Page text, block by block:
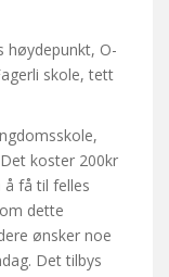
høydepunkt, O-
skole, tett
koster 200kr
få til felles
dette
ønsker noe
Det tilbys